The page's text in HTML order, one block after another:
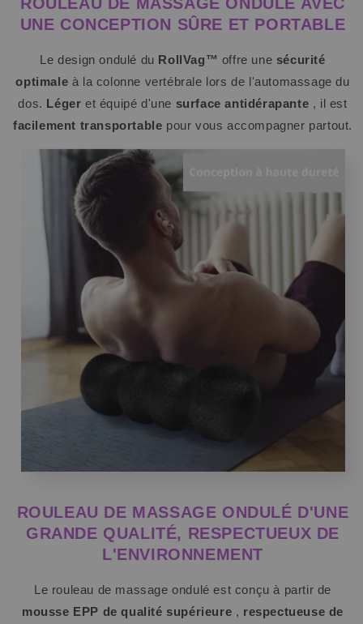
UNE CONCEPTION SÛRE ET PORTABLE
Le design ondulé du RollVag™ offre une sécurité
optimale à la colonne vertébrale lors de l'automassage du
dos. Léger et équipé d'une surface antidérapante , il est
facilement transportable pour vous accompagner partout.
ROULEAU DE MASSAGE ONDULÉ D'UNE
GRANDE QUALITÉ, RESPECTUEUX DE
L'ENVIRONNEMENT
Le rouleau de massage ondulé est conçu à partir de
mousse EPP de qualité supérieure , respectueuse de